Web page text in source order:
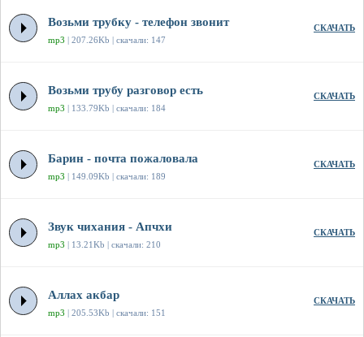
Возьми трубку - телефон звонит
mp3 | 207.26Kb | скачали: 147
СКАЧАТЬ
Возьми трубу разговор есть
mp3 | 133.79Kb | скачали: 184
СКАЧАТЬ
Барин - почта пожаловала
mp3 | 149.09Kb | скачали: 189
СКАЧАТЬ
Звук чихания - Апчхи
mp3 | 13.21Kb | скачали: 210
СКАЧАТЬ
Аллах акбар
mp3 | 205.53Kb | скачали: 151
СКАЧАТЬ